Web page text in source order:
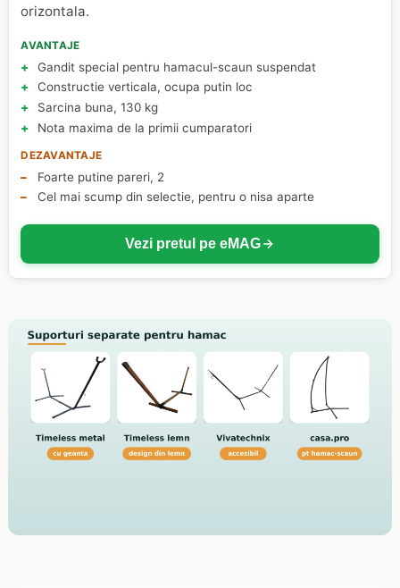
orizontala.
AVANTAJE
Gandit special pentru hamacul-scaun suspendat
Constructie verticala, ocupa putin loc
Sarcina buna, 130 kg
Nota maxima de la primii cumparatori
DEZAVANTAJE
Foarte putine pareri, 2
Cel mai scump din selectie, pentru o nisa aparte
Vezi pretul pe eMAG